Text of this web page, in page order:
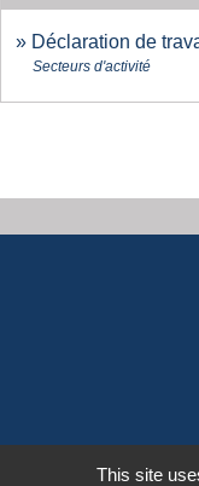
Déclaration de
Secteurs d'activité
This site